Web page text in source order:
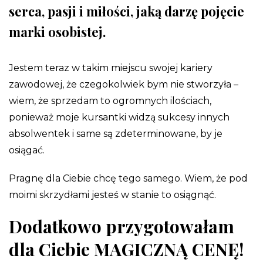
serca, pasji i miłości, jaką darzę pojęcie
marki osobistej.
Jestem teraz w takim miejscu swojej kariery
zawodowej, że czegokolwiek bym nie stworzyła –
wiem, że sprzedam to ogromnych ilościach,
ponieważ moje kursantki widzą sukcesy innych
absolwentek i same są zdeterminowane, by je
osiągać.
Pragnę dla Ciebie chcę tego samego. Wiem, że pod
moimi skrzydłami jesteś w stanie to osiągnąć.
Dodatkowo przygotowałam
dla Ciebie MAGICZNĄ CENĘ!